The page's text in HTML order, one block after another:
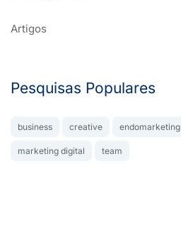
Artigos
Pesquisas Populares
business creative endomarketing
marketing digital team